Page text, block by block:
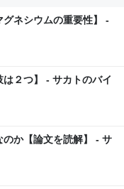
ネシウムの重要性】 -
２つ】 - サカトのバイ
か【論文を読解】 - サ